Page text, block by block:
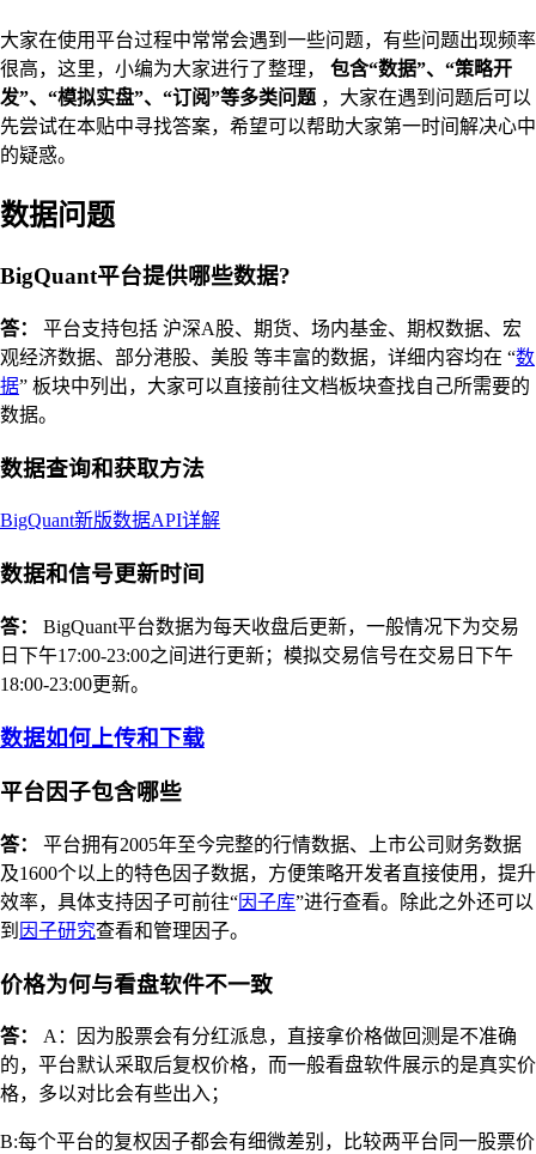
大家在使用平台过程中常常会遇到一些问题，有些问题出现频率
很高，这里，小编为大家进行了整理， 包含“数据”、“策略开
发”、“模拟实盘”、“订阅”等多类问题，大家在遇到问题后可以
先尝试在本贴中寻找答案，希望可以帮助大家第一时间解决心中
的疑惑。
数据问题
BigQuant平台提供哪些数据?
答：
平台支持包括 沪深A股、期货、场内基金、期权数据、宏
观经济数据、部分港股、美股 等丰富的数据，详细内容均在 “数
据” 板块中列出，大家可以直接前往文档板块查找自己所需要的
数据。
数据查询和获取方法
BigQuant新版数据API详解
数据和信号更新时间
答：
BigQuant平台数据为每天收盘后更新，一般情况下为交易
日下午17:00-23:00之间进行更新；模拟交易信号在交易日下午
18:00-23:00更新。
数据如何上传和下载
平台因子包含哪些
答：
平台拥有2005年至今完整的行情数据、上市公司财务数据
及1600个以上的特色因子数据，方便策略开发者直接使用，提升
效率，具体支持因子可前往“因子库”进行查看。除此之外还可以
到 因子研究查看和管理因子。
价格为何与看盘软件不一致
答：
A：因为股票会有分红派息，直接拿价格做回测是不准确
的，平台默认采取后复权价格，而一般看盘软件展示的是真实价
格，多以对比会有些出入；
B:每个平台的复权因子都会有细微差别，比较两平台同一股票价